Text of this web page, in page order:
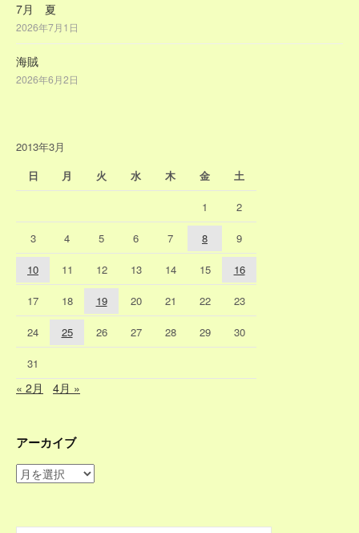
7月 夏
2026年7月1日
海賊
2026年6月2日
2013年3月
日
月 火 水 木 金 土
1 2
3 4 5 6 7 8 9
10 11 12 13 14 15 16
17 18 19 20 21 22 23
24 25 26 27 28 29 30
31
« 2月 4月 »
アーカイブ
ア
イ